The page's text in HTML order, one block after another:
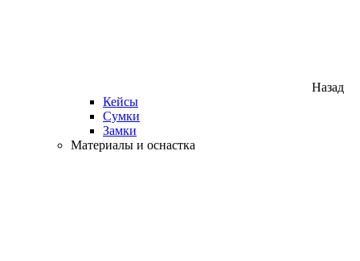
Назад
Кейсы
Сумки
Замки
Материалы и оснастка